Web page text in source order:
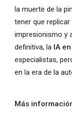
la muerte de la
tener que
impresionismo y
definitiva, la IA
especialistas,
en la era de la
Más